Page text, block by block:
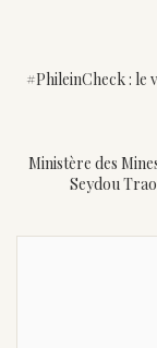
#PhileinCheck : le
Ministère des
Seydou